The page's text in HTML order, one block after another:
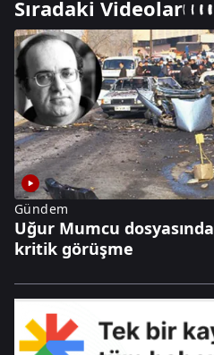
Sıradaki Videolar
Gündem
Uğur Mumcu dosyasında
kritik görüşme